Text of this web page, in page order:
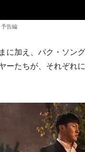
告編
に加え、パク・ソン
ーたちが、それぞれ